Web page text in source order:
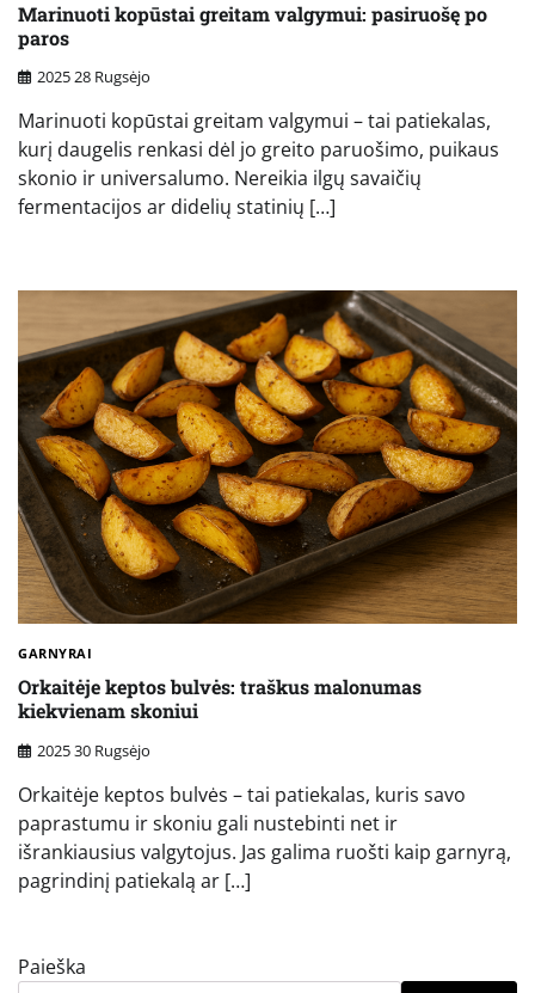
Marinuoti kopūstai greitam valgymui: pasiruošę po
paros
2025 28 Rugsėjo
Marinuoti kopūstai greitam valgymui – tai patiekalas,
kurį daugelis renkasi dėl jo greito paruošimo, puikaus
skonio ir universalumo. Nereikia ilgų savaičių
fermentacijos ar didelių statinių […]
GARNYRAI
Orkaitėje keptos bulvės: traškus malonumas
kiekvienam skoniui
2025 30 Rugsėjo
Orkaitėje keptos bulvės – tai patiekalas, kuris savo
paprastumu ir skoniu gali nustebinti net ir
išrankiausius valgytojus. Jas galima ruošti kaip garnyrą,
pagrindinį patiekalą ar […]
Paieška